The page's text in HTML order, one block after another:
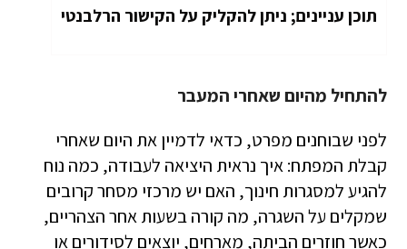
תוכן עניינים; ניתן להקליק על הקישור הרלבנטי
להתחיל מהיום שאחרי המעבר
לפני שבוחנים מפרט, כדאי לדמיין את היום שאחרי
קבלת המפתח: איך נראית היציאה לעבודה, כמה נוח
להגיע למסגרות חינוך, האם יש מרכזי מסחר קרובים
שמקלים על השגרה, מה קורה בשעות אחר הצהריים,
כאשר חוזרים הביתה, מארחים, יוצאים לסידורים או